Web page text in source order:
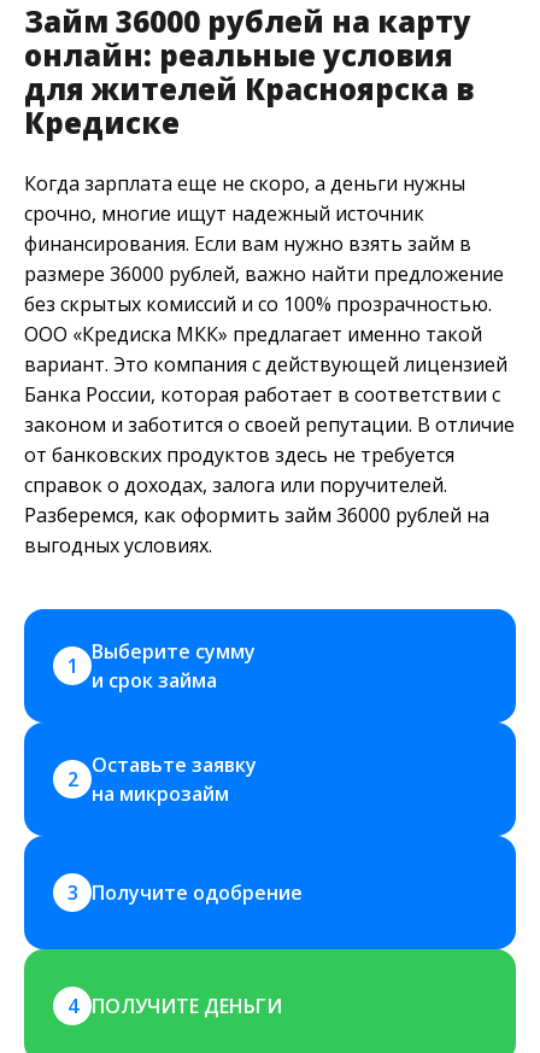
Займ 36000 рублей на карту
онлайн: реальные условия
для жителей Красноярска в
Кредиске
Когда зарплата еще не скоро, а деньги нужны
срочно, многие ищут надежный источник
финансирования. Если вам нужно взять займ в
размере 36000 рублей, важно найти предложение
без скрытых комиссий и со 100% прозрачностью.
ООО «Кредиска МКК» предлагает именно такой
вариант. Это компания с действующей лицензией
Банка России, которая работает в соответствии с
законом и заботится о своей репутации. В отличие
от банковских продуктов здесь не требуется
справок о доходах, залога или поручителей.
Разберемся, как оформить займ 36000 рублей на
выгодных условиях.
1
Выберите сумму
и срок займа
2
Оставьте заявку
на микрозайм
3 Получите одобрение
4 ПОЛУЧИТЕ ДЕНЬГИ